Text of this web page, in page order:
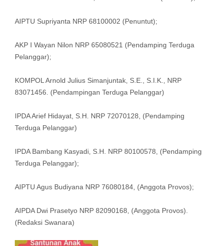
AIPTU Supriyanta NRP 68100002 (Penuntut);
AKP I Wayan Nilon NRP 65080521 (Pendamping Terduga
Pelanggar);
KOMPOL Arnold Julius Simanjuntak, S.E., S.I.K., NRP
83071456. (Pendampingan Terduga Pelanggar)
IPDA Arief Hidayat, S.H. NRP 72070128, (Pendamping
Terduga Pelanggar)
IPDA Bambang Kasyadi, S.H. NRP 80100578, (Pendamping
Terduga Pelanggar);
AIPTU Agus Budiyana NRP 76080184, (Anggota Provos);
AIPDA Dwi Prasetyo NRP 82090168, (Anggota Provos).
(Redaksi Swanara)